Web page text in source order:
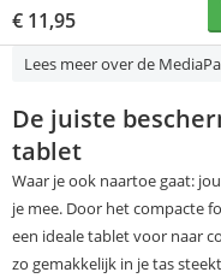
€ 11,95
Lees meer over de
De juiste
tablet
Waar je ook naartoe gaat:
je mee. Door het compacte
een ideale tablet voor naar
zo gemakkelijk in je tas